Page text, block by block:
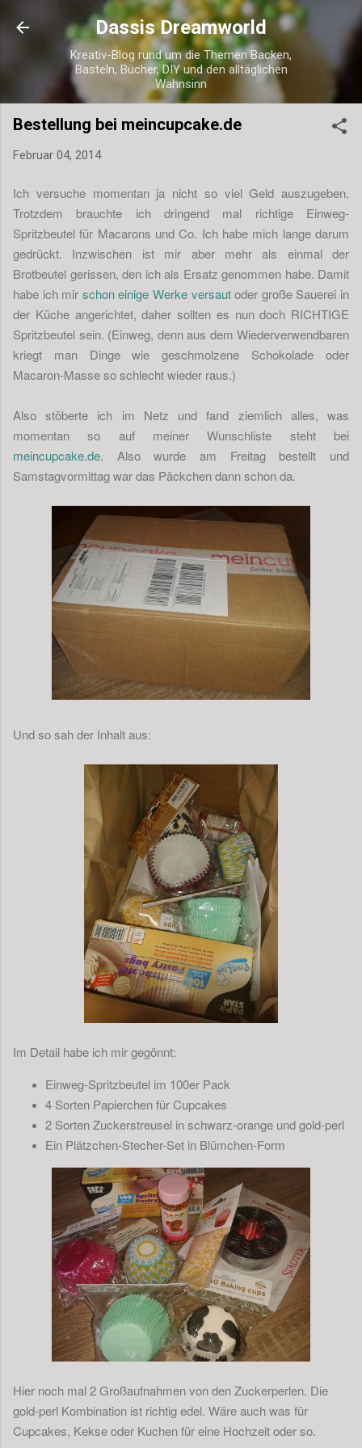
Direkt zum Hauptbereich
Dassis Dreamworld
Kreativ-Blog rund um die Themen Backen,
Basteln, Bücher, DIY und den alltäglichen
Wahnsinn
Bestellung bei meincupcake.de
Februar 04, 2014
Ich versuche momentan ja nicht so viel Geld auszugeben.
Trotzdem brauchte ich dringend mal richtige Einweg-
Spritzbeutel für Macarons und Co. Ich habe mich lange darum
gedrückt. Inzwischen ist mir aber mehr als einmal der
Brotbeutel gerissen, den ich als Ersatz genommen habe. Damit
habe ich mir schon einige Werke versautoder große Sauerei in
der Küche angerichtet, daher sollten es nun doch RICHTIGE
Spritzbeutel sein. (Einweg, denn aus dem Wiederverwendbaren
kriegt man Dinge wie geschmolzene Schokolade oder
Macaron-Masse so schlecht wieder raus.)
Also stöberte ich im Netz und fand ziemlich alles, was
momentan so auf meiner Wunschliste steht bei
meincupcake.de. Also wurde am Freitag bestellt und
Samstagvormittag war das Päckchen dann schon da.
Und so sah der Inhalt aus:
Im Detail habe ich mir gegönnt:
Einweg-Spritzbeutel im 100er Pack
4 Sorten Papierchen für Cupcakes
2 Sorten Zuckerstreusel in schwarz-orange und gold-perl
Ein Plätzchen-Stecher-Set in Blümchen-Form
Hier noch mal 2 Großaufnahmen von den Zuckerperlen. Die
gold-perl Kombination ist richtig edel. Wäre auch was für
Cupcakes, Kekse oder Kuchen für eine Hochzeit oder so.